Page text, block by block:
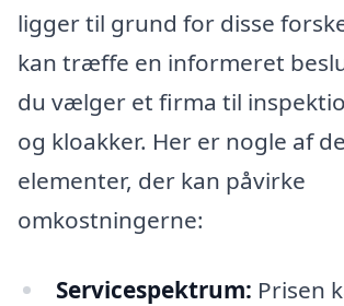
ligger til grund for disse
kan træffe en informeret
du vælger et firma til
og kloakker. Her er nogle af
elementer, der kan påvirke
omkostningerne:
Servicespektrum: Prisen